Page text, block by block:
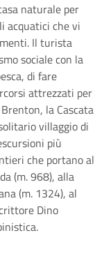
naturale per
acquatici che vi
Il turista
sociale con la
di fare
attrezzati per
la Cascata
villaggio di
più
che portano al
(m. 968), alla
(m. 1324), al
Dino